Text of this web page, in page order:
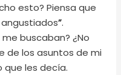
esto? Piensa que
”.
me buscaban? ¿No
de los asuntos de mi
que les decía.